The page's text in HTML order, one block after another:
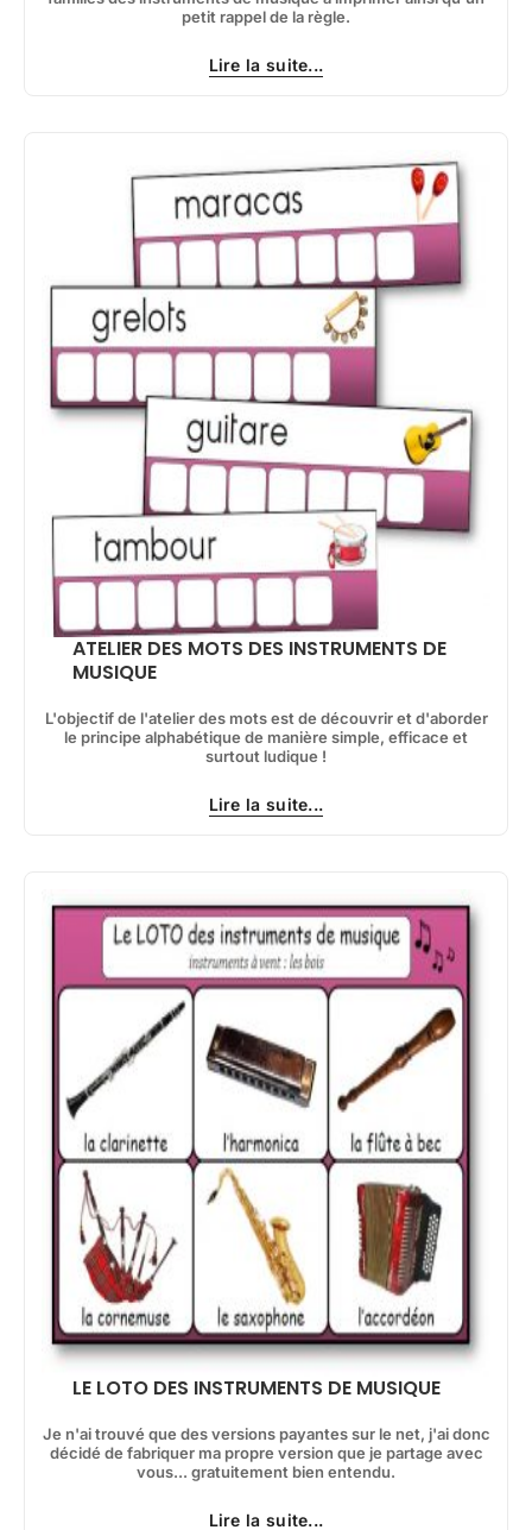
petit rappel de la règle.
Lire la suite...
ATELIER DES MOTS DES INSTRUMENTS DE
MUSIQUE
L'objectif de l'atelier des mots est de découvrir et d'aborder
le principe alphabétique de manière simple, efficace et
surtout ludique !
Lire la suite...
LE LOTO DES INSTRUMENTS DE MUSIQUE
Je n'ai trouvé que des versions payantes sur le net, j'ai donc
décidé de fabriquer ma propre version que je partage avec
vous... gratuitement bien entendu.
Lire la suite...